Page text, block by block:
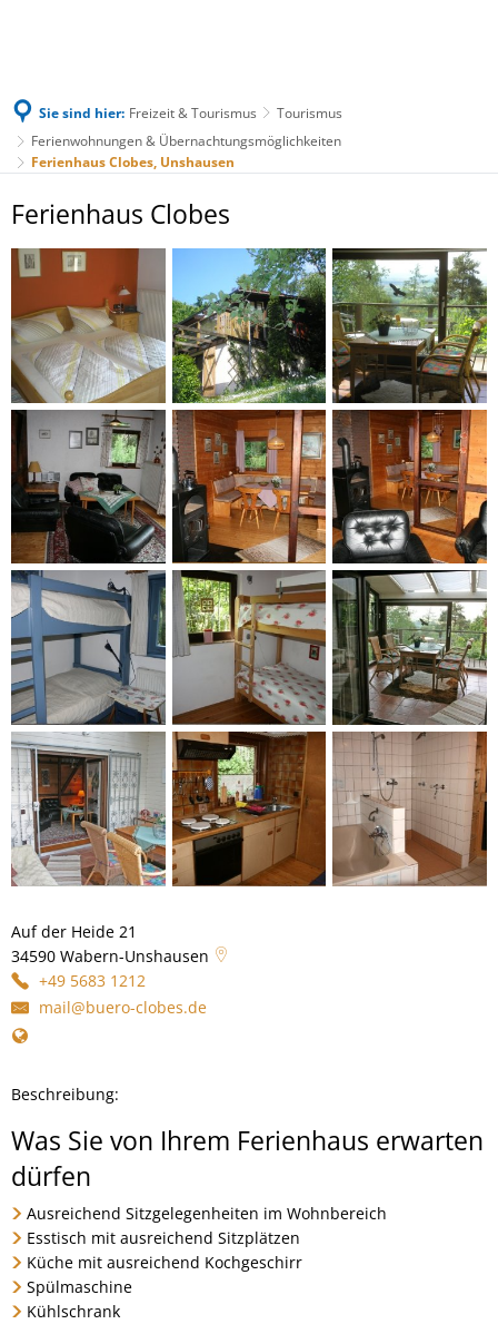
Sie sind hier: Freizeit & Tourismus
Tourismus
Ferienwohnungen & Übernachtungsmöglichkeiten
Ferienhaus Clobes, Unshausen
Ferienhaus
Clobes,
Unshausen
Ferienhaus Clobes
Auf der Heide 21
34590 Wabern-Unshausen
+49 5683 1212
mail@buero-clobes.de
Beschreibung:
Was Sie von Ihrem Ferienhaus erwarten
dürfen
Ausreichend Sitzgelegenheiten im Wohnbereich
Esstisch mit ausreichend Sitz­plätzen
Küche mit ausreichend Kochgeschirr
Spülmaschine
Kühlschrank